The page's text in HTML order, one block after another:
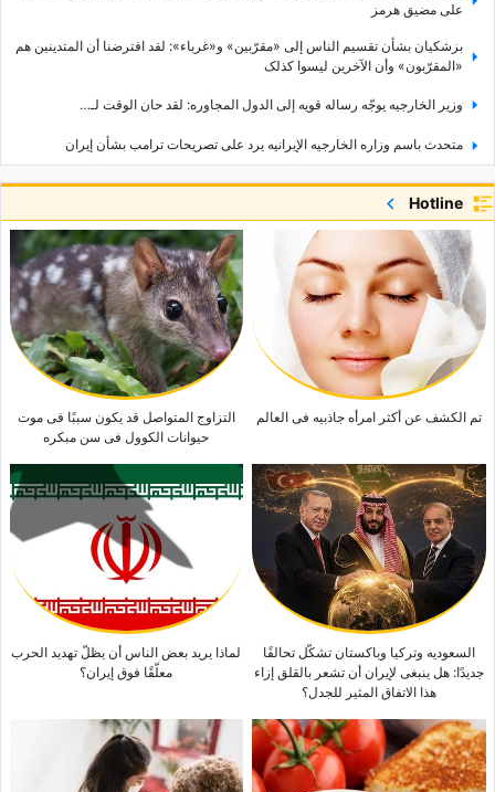
على مضیق هرمز
بزشکیان بشأن تقسیم الناس إلى «مقرّبین» و«غرباء»: لقد افترضنا أن المتدینین هم
«المقرّبون» وأن الآخرین لیسوا کذلک
وزیر الخارجیه یوجّه رساله قویه إلى الدول المجاوره: لقد حان الوقت لـ…
متحدث باسم وزاره الخارجیه الإیرانیه یرد على تصریحات ترامب بشأن إیران
لماذا یتعجل ترامب بشأن مضیق هرمز؟ المعادله التی قد تمنح إیران الید العلیا
جوهره صفویه قرب حرم الإمام الرضا.. لماذا تستحق مدرسه عباسقلی خان الزیاره؟
سبعه شلالات وسط غابات مازندران.. اکتشف سحر «هفت آبشار» فی تیرکن
عیناک أیضًا قد تُصابان بحروق الشمس.. إلیک العلامات التی یجب الانتباه إلیها
کیف تستخدم خیط الأسنان مع التقویم دون إتلاف الأسلاک؟
Hotline
تم الکشف عن أکثر امرأه جاذبیه فی العالم
التزاوج المتواصل قد یکون سببًا فی موت
حیوانات الکوول فی سن مبکره
السعودیه وترکیا وباکستان تشکّل تحالفًا
جدیدًا: هل ینبغی لإیران أن تشعر بالقلق إزاء
هذا الاتفاق المثیر للجدل؟
لماذا یرید بعض الناس أن یظلّ تهدید الحرب
معلّقًا فوق إیران؟